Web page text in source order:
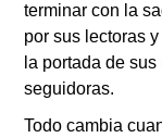
terminar con la
por sus lectoras
la portada de
seguidoras.
Todo cambia